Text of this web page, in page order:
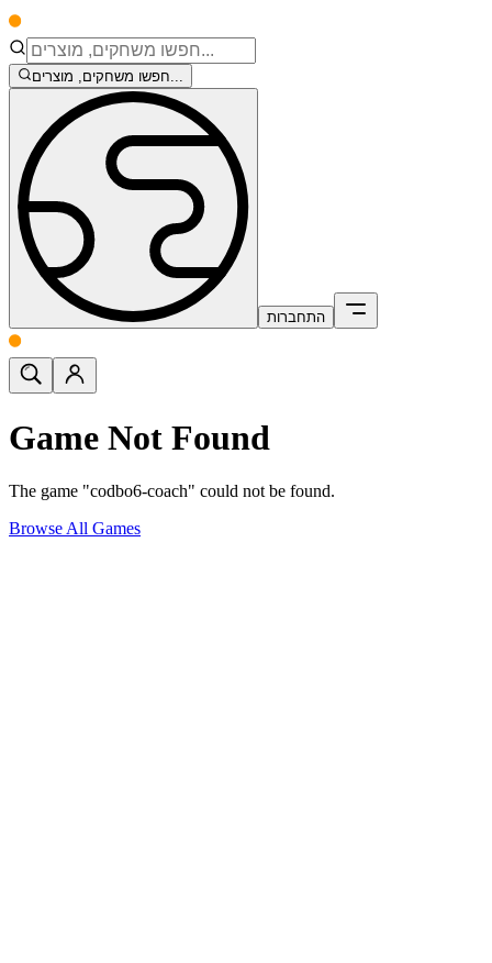
חפשו משחקים, מוצרים...
התחברות
Game Not Found
The game "codbo6-coach" could not be found.
Browse All Games